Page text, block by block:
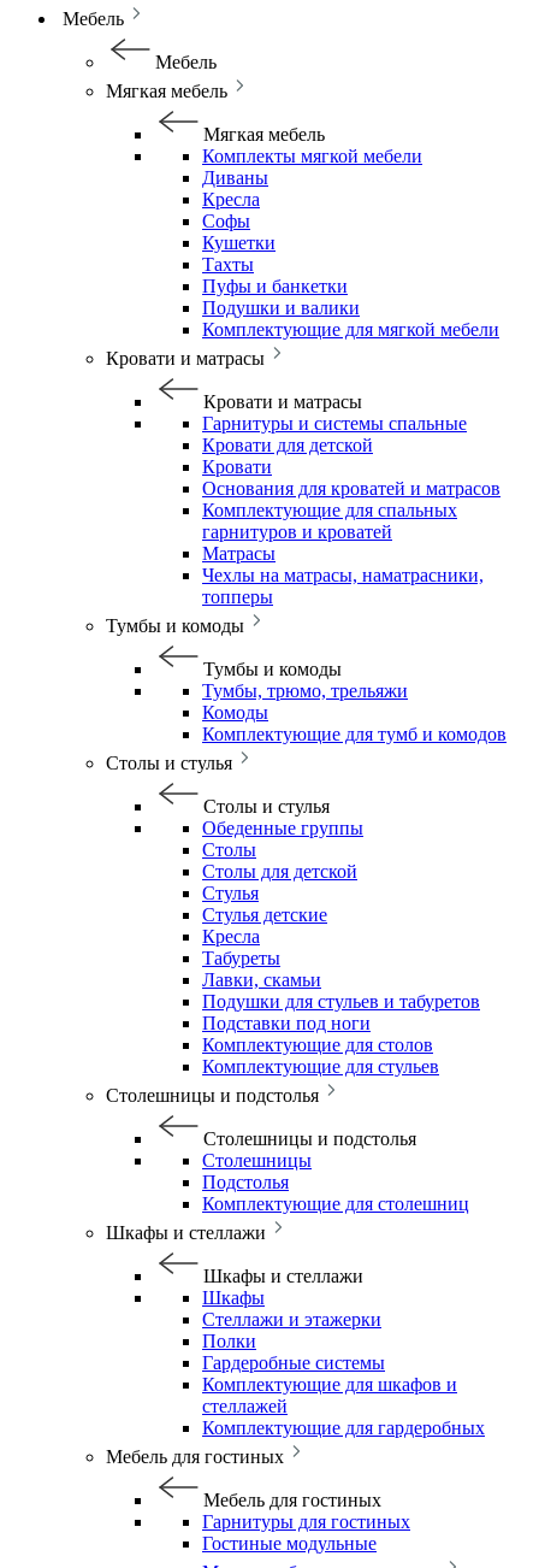
Мебель
Мебель
Мягкая мебель
Мягкая мебель
Комплекты мягкой мебели
Диваны
Кресла
Софы
Кушетки
Тахты
Пуфы и банкетки
Подушки и валики
Комплектующие для мягкой мебели
Кровати и матрасы
Кровати и матрасы
Гарнитуры и системы спальные
Кровати для детской
Кровати
Основания для кроватей и матрасов
Комплектующие для спальных
гарнитуров и кроватей
Матрасы
Чехлы на матрасы, наматрасники,
топперы
Тумбы и комоды
Тумбы и комоды
Тумбы, трюмо, трельяжи
Комоды
Комплектующие для тумб и комодов
Столы и стулья
Столы и стулья
Обеденные группы
Столы
Столы для детской
Стулья
Стулья детские
Кресла
Табуреты
Лавки, скамьи
Подушки для стульев и табуретов
Подставки под ноги
Комплектующие для столов
Комплектующие для стульев
Столешницы и подстолья
Столешницы и подстолья
Столешницы
Подстолья
Комплектующие для столешниц
Шкафы и стеллажи
Шкафы и стеллажи
Шкафы
Стеллажи и этажерки
Полки
Гардеробные системы
Комплектующие для шкафов и
стеллажей
Комплектующие для гардеробных
Мебель для гостиных
Мебель для гостиных
Гарнитуры для гостиных
Гостиные модульные